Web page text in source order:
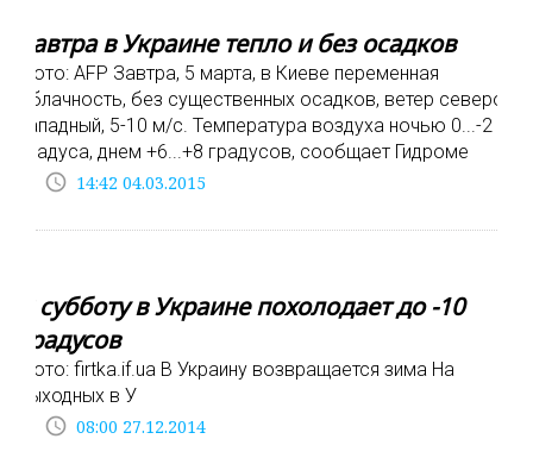
Завтра в Украине тепло и без осадков
Фото: AFP Завтра, 5 марта, в Киеве переменная
облачность, без существенных осадков, ветер северо-
западный, 5-10 м/с. Температура воздуха ночью 0...-2
градуса, днем +6...+8 градусов, сообщает Гидроме
access_time 14:42 04.03.2015
В субботу в Украине похолодает до -10
градусов
Фото: firtka.if.ua В Украину возвращается зима На
выходных в У
access_time 08:00 27.12.2014